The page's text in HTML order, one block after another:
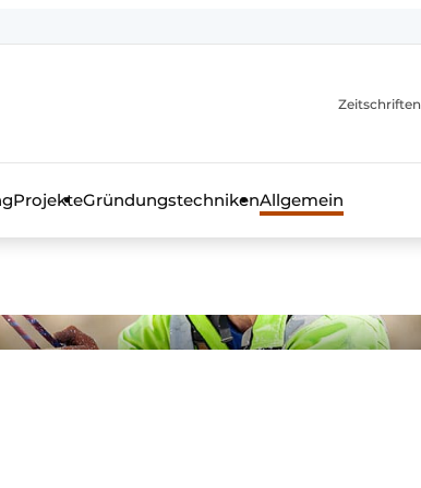
Fachmagazin für die Beton- und Stahlbauindustrie
Zeitschriften
ProjekteGründungstechnikenAllgemein